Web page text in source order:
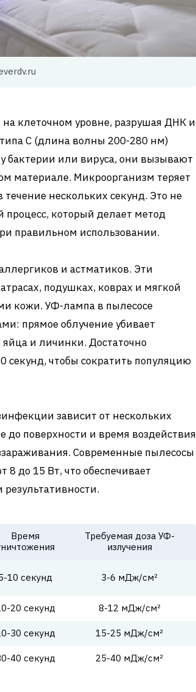
клеточном уровне, разрушая ДНК и
C (длина волны 200-280 нм)
бактерии или вируса, они вызывают
материале. Микроорганизм теряет
течение нескольких секунд. Это не
процесс, который делает метод
правильном использовании.
и астматиков. Эти
подушках, коврах и мягкой
кожи. УФ-лампа в пылесосе
прямое облучение убивает
яйца и личинки. Достаточно
секунд, чтобы сократить популяцию
зависит от нескольких
поверхности и время воздействия
Современные пылесосы
до 15 Вт, что обеспечивает
Время
Требуемая доза УФ-
излучения
10 секунд 3-6 мДж/см²
20 секунд 8-12 мДж/см²
30 секунд 15-25 мДж/см²
40 секунд 25-40 мДж/см²